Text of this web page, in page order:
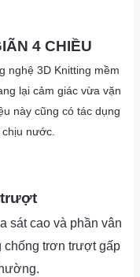
4 CHIỀU
nghệ 3D Knitting mềm
lại cảm giác vừa vặn
này cũng có tác dụng
nước.
sát cao và phần vân
chống trơn trượt gấp